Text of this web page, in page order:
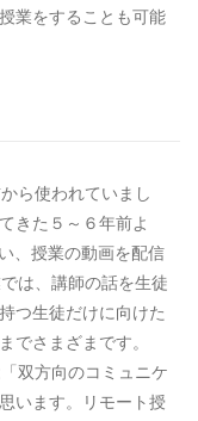
業をすることも可能
ら使われていまし
きた５～６年前よ
、授業の動画を配信
は、講師の話を生徒
つ生徒だけに向けた
でさまざまです。
双方向のコミュニケ
います。リモート授